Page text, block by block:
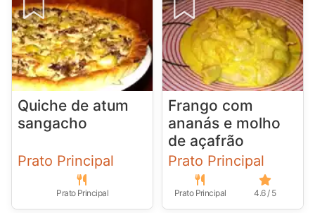
Quiche de atum
sangacho
Prato Principal
Prato Principal
Frango com
ananás e molho
de açafrão
Prato Principal
Prato Principal 4.6 / 5